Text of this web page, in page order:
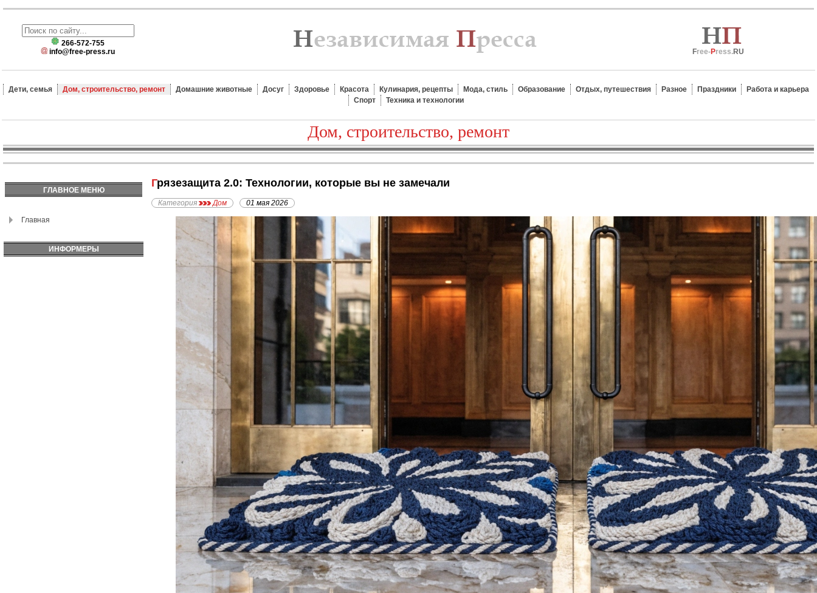
266-572-755
info@free-press.ru
Free-Press.RU
Дети, семья Дом, строительство, ремонт Домашние животные Досуг Здоровье Красота Кулинария, рецепты Мода, стиль Образование Отдых, путешествия Разное Праздники
Работа и карьера
Спорт
Техника и технологии
Дом, строительство, ремонт
ГЛАВНОЕ МЕНЮ
Главная
ИНФОРМЕРЫ
Грязезащита 2.0: Технологии, которые вы не замечали
Категория Дом 01 мая 2026